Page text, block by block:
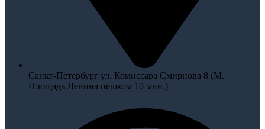
Санкт-Петербург ул. Комиссара Смирнова 8 (М.
Площадь Ленина пешком 10 мин.)